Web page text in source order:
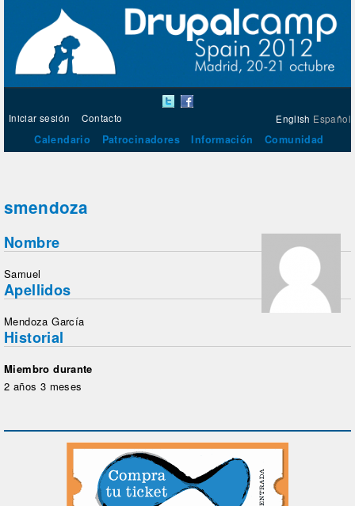
English Español
Iniciar sesión Contacto
Calendario Patrocinadores Información Comunidad
smendoza
Nombre
Samuel
Apellidos
Mendoza García
Historial
Miembro durante
2 años 3 meses